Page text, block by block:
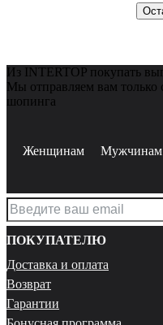
Из INTERTOP покупать
Мы отправляем вам
шопинга
Женщинам Мужчинам
ПОКУПАТЕЛЮ
Доставка и оплата
Возврат
Гарантии